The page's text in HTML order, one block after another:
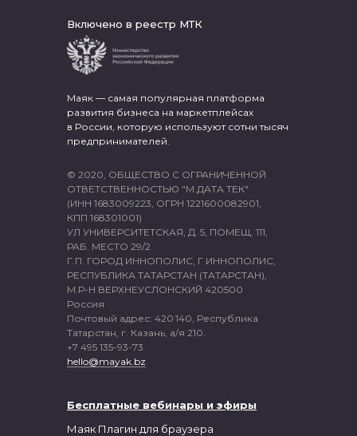
Бесплатные вебинары и эфиры
Маяк Плагин для браузера
Включено в реестр МТК
Маяк — самая популярная платформа
развития бизнеса на маркетплейсах
в России, которую используют сотни тысяч
предпринимателей.
© 2020, ОБЩЕСТВО С ОГРАНИЧЕННОЙ
ОТВЕТСТВЕННОСТЬЮ "М ДАТА ТЕК"
(ИНН 1683009223, ОГРН 1221600082901,
КПП 168301001)
УЛ УНИВЕРСИТЕТСКАЯ, Д. 5, ПОМЕЩ. 111,
РАБ. МЕСТО 29/2
Г.П. ГОРОД ИННОПОЛИС, Г ИННОПОЛИС,
РЕСПУБЛИКА ТАТАРСТАН (ТАТАРСТАН),
М.Р-Н ВЕРХНЕУСЛОНСКИЙ 420500
Россия
Почтовый адрес: 420 140, Республика
Татарстан, г. Казань, а/я 210.
+7 495 135-93-73
hello@mayak.bz